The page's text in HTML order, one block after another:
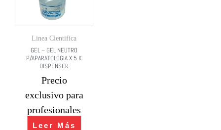
Linea Cientifica
GEL – GEL NEUTRO
P/APARATOLOGIA X 5 K
DISPENSER
Precio
exclusivo para
profesionales
Leer Más